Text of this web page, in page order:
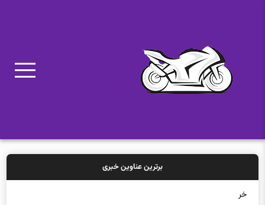
برترین عناوین خبری
خرید بیمه: